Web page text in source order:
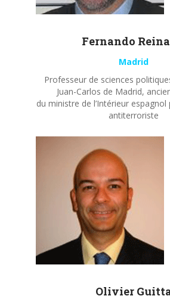
Fernando
Madrid
Professeur de sciences
Juan-Carlos de Madrid,
du ministre de l’Intérieur
antiterroriste
Olivier